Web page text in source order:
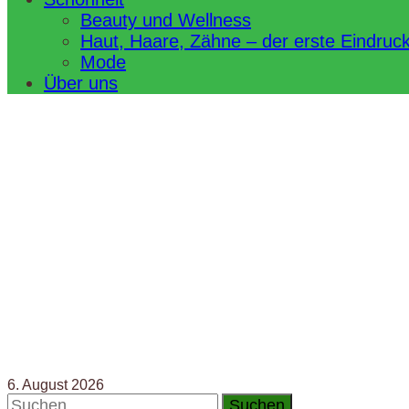
Beauty und Wellness
Haut, Haare, Zähne – der erste
Mode
Über uns
6. August 2026
Suchen